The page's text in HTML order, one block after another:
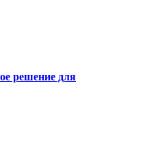
решение для